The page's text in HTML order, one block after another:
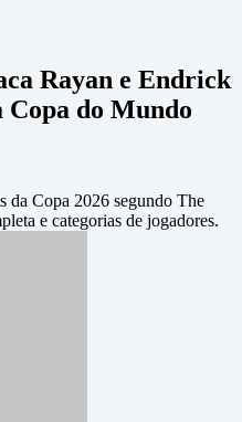
Rayan e Endrick
Copa do Mundo
da Copa 2026 segundo The
e categorias de jogadores.